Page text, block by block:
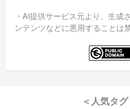
・AI提供サービス元より、生成
ンテンツなどに悪用することは
＜人気タグ